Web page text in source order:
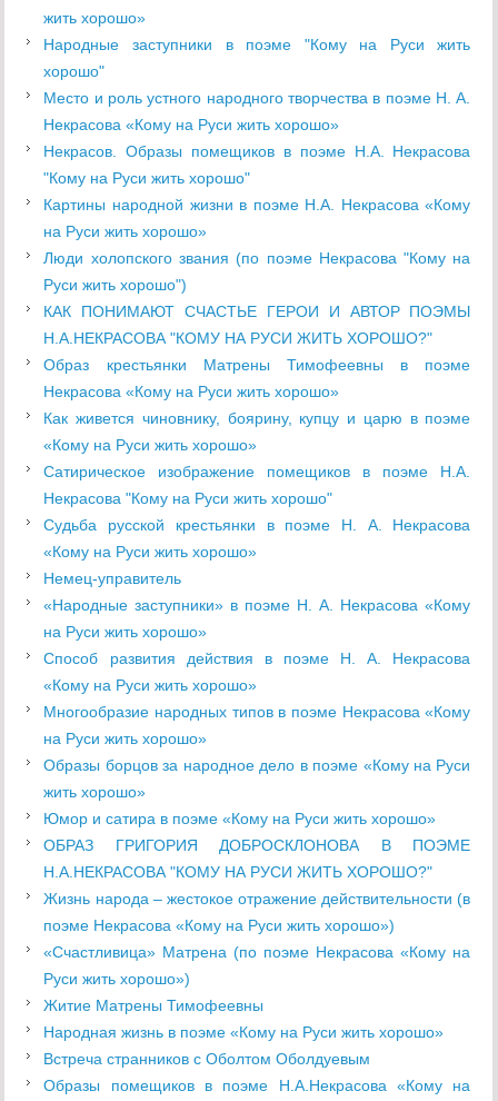
жить хорошо»
Народные заступники в поэме "Кому на Руси жить
хорошо"
Место и роль устного народного творчества в поэме Н. А.
Некрасова «Кому на Руси жить хорошо»
Некрасов. Образы помещиков в поэме Н.А. Некрасова
"Кому на Руси жить хорошо"
Картины народной жизни в поэме Н.А. Некрасова «Кому
на Руси жить хорошо»
Люди холопского звания (по поэме Некрасова "Кому на
Руси жить хорошо")
КАК ПОНИМАЮТ СЧАСТЬЕ ГЕРОИ И АВТОР ПОЭМЫ
Н.А.НЕКРАСОВА "КОМУ НА РУСИ ЖИТЬ ХОРОШО?"
Образ крестьянки Матрены Тимофеевны в поэме
Некрасова «Кому на Руси жить хорошо»
Как живется чиновнику, боярину, купцу и царю в поэме
«Кому на Руси жить хорошо»
Сатирическое изображение помещиков в поэме Н.А.
Некрасова "Кому на Руси жить хорошо"
Судьба русской крестьянки в поэме Н. А. Некрасова
«Кому на Руси жить хорошо»
Немец-управитель
«Народные заступники» в поэме Н. А. Некрасова «Кому
на Руси жить хорошо»
Способ развития действия в поэме Н. А. Некрасова
«Кому на Руси жить хорошо»
Многообразие народных типов в поэме Некрасова «Кому
на Руси жить хорошо»
Образы борцов за народное дело в поэме «Кому на Руси
жить хорошо»
Юмор и сатира в поэме «Кому на Руси жить хорошо»
ОБРАЗ ГРИГОРИЯ ДОБРОСКЛОНОВА В ПОЭМЕ
Н.А.НЕКРАСОВА "КОМУ НА РУСИ ЖИТЬ ХОРОШО?"
Жизнь народа – жестокое отражение действительности (в
поэме Некрасова «Кому на Руси жить хорошо»)
«Счастливица» Матрена (по поэме Некрасова «Кому на
Руси жить хорошо»)
Житие Матрены Тимофеевны
Народная жизнь в поэме «Кому на Руси жить хорошо»
Встреча странников с Оболтом Оболдуевым
Образы помещиков в поэме Н.А.Некрасова «Кому на